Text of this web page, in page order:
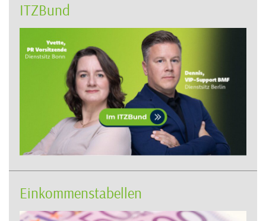
ITZBund
Einkommenstabellen